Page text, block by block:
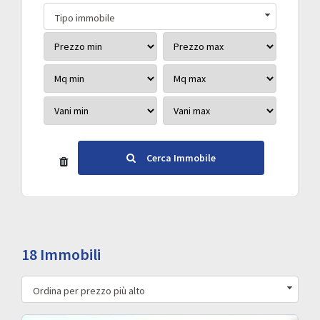
Tipo immobile
Cerca Immobile
18 Immobili
Ordina per prezzo più alto